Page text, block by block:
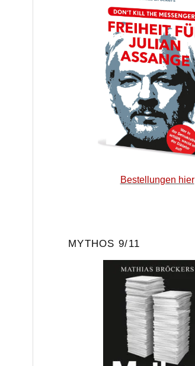
Bestellungen hier
MYTHOS 9/11